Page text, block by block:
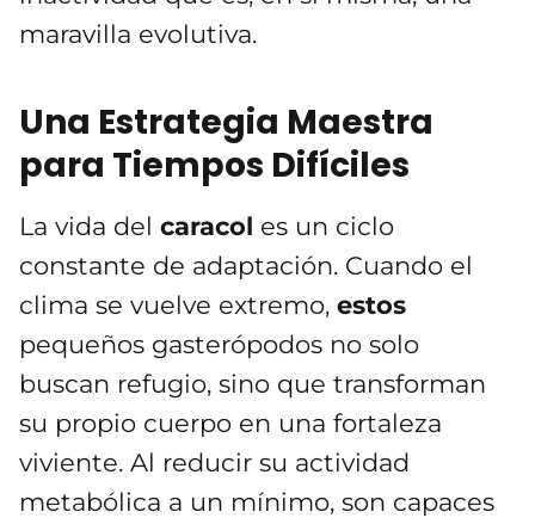
maravilla evolutiva.
Una Estrategia Maestra
para Tiempos Difíciles
La vida del caracol es un ciclo
constante de adaptación. Cuando el
clima se vuelve extremo, estos
pequeños gasterópodos no solo
buscan refugio, sino que transforman
su propio cuerpo en una fortaleza
viviente. Al reducir su actividad
metabólica a un mínimo, son capaces